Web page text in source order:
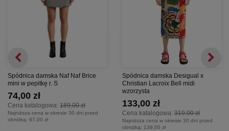
Spódnica damska Naf Naf Brice
mini w pepitkę r. S
Cena katalogowa: 189,00 zł
74,00 zł
Najniższa cena w okresie 30 dni przed
obniżką: 87,00 zł
Spódnica damska Desigual x
Christian Lacroix Bell midi
wzorzysta
Cena katalogowa: 319,00 zł
133,00 zł
Najniższa cena w okresie 30 dni przed
obniżką: 139,00 zł